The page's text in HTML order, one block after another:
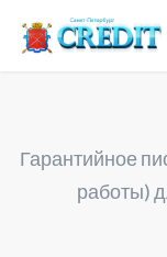
Гарантийное
работы)